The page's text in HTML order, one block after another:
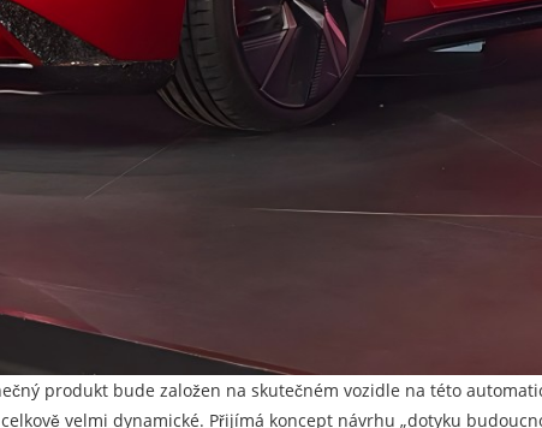
produkt bude založen na skutečném vozidle na této
velmi dynamické. Přijímá koncept návrhu „dotyku